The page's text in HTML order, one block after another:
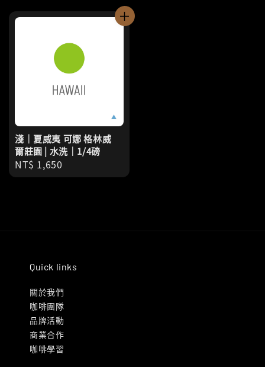
淺｜夏威夷 可娜 格林威
爾莊園 | 水洗｜1/4磅
Regular
price
NT$ 1,650
Quick links
關於我們
咖啡團隊
品牌活動
商業合作
咖啡學習